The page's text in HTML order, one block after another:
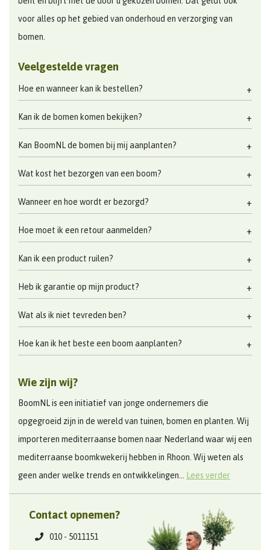
voor alles op het gebied van onderhoud en verzorging van
bomen.
Veelgestelde vragen
Hoe en wanneer kan ik bestellen?
Kan ik de bomen komen bekijken?
Kan BoomNL de bomen bij mij aanplanten?
Wat kost het bezorgen van een boom?
Wanneer en hoe wordt er bezorgd?
Hoe moet ik een retour aanmelden?
Kan ik een product ruilen?
Heb ik garantie op mijn product?
Wat als ik niet tevreden ben?
Hoe kan ik het beste een boom aanplanten?
Wie zijn wij?
BoomNL is een initiatief van jonge ondernemers die
opgegroeid zijn in de wereld van tuinen, bomen en planten. Wij
importeren mediterraanse bomen naar Nederland waar wij een
mediterraanse boomkwekerij hebben in Rhoon. Wij weten als
geen ander welke trends en ontwikkelingen...
Lees verder
Contact opnemen?
010 - 5011151